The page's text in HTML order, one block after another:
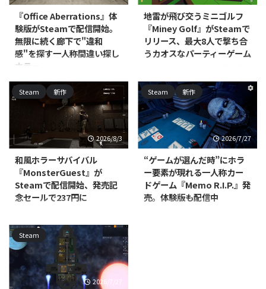
『Office Aberrations』体
験版がSteamで配信開始。
無限に続く廊下で"違和
感"を探す一人称間違い探し
ホラー
North Point Gamesが開発・パブ
リッシングを手がける
PC（Windows/Mac、Steam）向
けカジュアル・シミュレーション
『Office Aberrations』の体験版
が配信開始されました。本編の発
売時期は近日登場として案内され
ており、正式な発売日はまだ発表
されていません。 本作は、無限
にループするオフィスの廊下を舞
台にした、一人称視点の間違い探
を細部まで観察し、通常の光景に
紛れ込んだ"アベレーション（異
常）"を見極めながら、唯一の脱
出方法を探っていきます ...
地雷が飛び交うミニゴルフ
『Miney Golf』がSteamで
リリース、最大8人で撃ち合
うカオスなパーティーゲーム
するPC（Steam）向けカジュア
ルミニゴルフ戦略ゲーム『Miney
Golf』が、2026年7月15日にリリ
ースされました。対応プラットフ
ォームはWindows/Mac/Linux
で、価格は800円です。 本作は、
コースの至る所に地雷を仕掛けて
パッティングを繰り広げるミニゴ
ルフです。物理演算に基づいたボ
ールの動きを利用しつつ、地雷を
使って地形を破壊したり対戦相手
Steam 新作
2026/8/3
和風ホラーサバイバル
『MonsterGuest』が
Steamで配信開始、発売記
念セールで237円に
PC（Steam）向けインディー・
シミュレーションゲーム
『MonsterGuest』が、2026年7月
22日に配信開始されました。あ
わせて発売記念セールも実施され
ており、通常価格395円（税込）
Steam 新作
2026/7/27
“ゲームが選んだ時”にホラ
ー要素が現れる一人称カー
ドゲーム『Memo R.I.P.』発
売。体験版も配信中
Steam
2026/7/27